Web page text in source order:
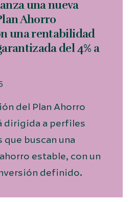
una nueva
Ahorro
una rentabilidad
del 4% a
del Plan Ahorro
dirigida a perfiles
buscan una
estable, con un
definido.